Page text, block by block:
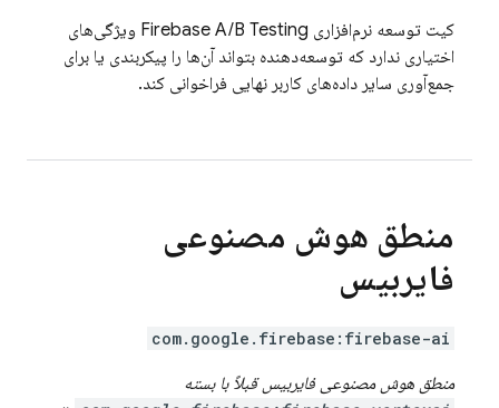
کیت توسعه نرم‌افزاری Firebase A/B Testing ویژگی‌های
اختیاری ندارد که توسعه‌دهنده بتواند آن‌ها را پیکربندی یا برای
جمع‌آوری سایر داده‌های کاربر نهایی فراخوانی کند.
منطق هوش مصنوعی
فایربیس
com.google.firebase:firebase-ai
منطق هوش مصنوعی فایربیسقبلاً با بسته